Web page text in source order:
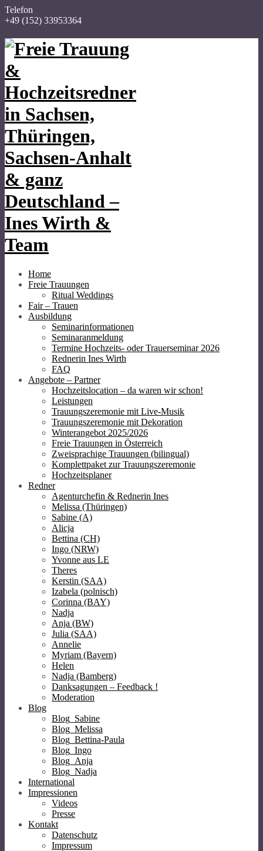
Telefon
+49 (152) 33953364
Home
Freie Trauungen
Ritual Weddings
Fair – Trauen
Ausbildung
Seminarinformationen
Seminaranmeldung
Termine Hochzeits- oder Trauerseminar 2026
Rednerin Ines Wirth
FAQ
Angebote – Partner
Hochzeitslocation – da waren wir schon!
Leistungen
Trauungszeremonie mit Live-Musik
Trauungszeremonie mit Dekoration
Winterangebot 2025/2026
Freie Trauungen in Österreich
Zweisprachige Trauungen (bilingual)
Komplettpaket zur Trauungszeremonie
Hochzeitsplaner
Redner
Agenturchefin & Rednerin Ines
Melissa (Thüringen)
Sabine (A)
Alicja
Bettina (CH)
Ingo (NRW)
Yvonne aus LE
Theres
Kerstin (SAA)
Izabela (polnisch)
Corinna (BAY)
Nadja
Anja (BW)
Julia (SAA)
Annelie
Myriam (Bayern)
Helen
Nadja (Bamberg)
Danksagungen – Feedback !
Moderation
Blog
Blog_Sabine
Blog_Melissa
Blog_Bettina-Paula
Blog_Ingo
Blog_Anja
Blog_Nadja
International
Impressionen
Videos
Presse
Kontakt
Datenschutz
Impressum